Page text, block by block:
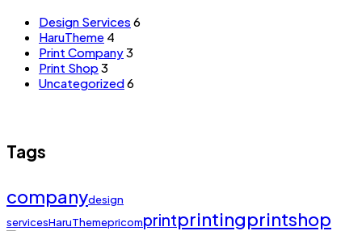
Design Services 6
HaruTheme 4
Print Company3
Print Shop 3
Uncategorized6
Tags
companydesign
servicesHaruThemepricomprintprintingprintshop